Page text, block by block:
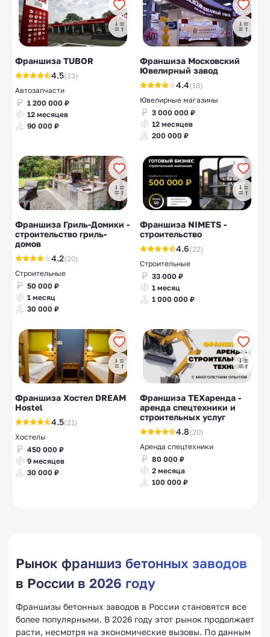
Франшиза TUBOR
4.5(23)
Автозапчасти
1 200 000 ₽
12 месяцев
90 000 ₽
Франшиза Московский
Ювелирный завод
4.4(18)
Ювелирные магазины
3 000 000 ₽
12 месяцев
200 000 ₽
Франшиза Гриль-Домики -
строительство гриль-
домов
4.2(20)
Строительные
50 000 ₽
1 месяц
30 000 ₽
Франшиза NIMETS -
строительство
4.6(22)
Строительные
33 000 ₽
1 месяц
1 000 000 ₽
Франшиза Хостел DREAM
Hostel
4.5(21)
Хостелы
450 000 ₽
9 месяцев
30 000 ₽
Франшиза ТЕХаренда -
аренда спецтехники и
строительных услуг
4.8(20)
Аренда спецтехники
80 000 ₽
2 месяца
100 000 ₽
Рынок франшиз бетонных заводов
в России в 2026 году
Франшизы бетонных заводов в России становятся все
более популярными. В 2026 году этот рынок продолжает
расти, несмотря на экономические вызовы. По данным